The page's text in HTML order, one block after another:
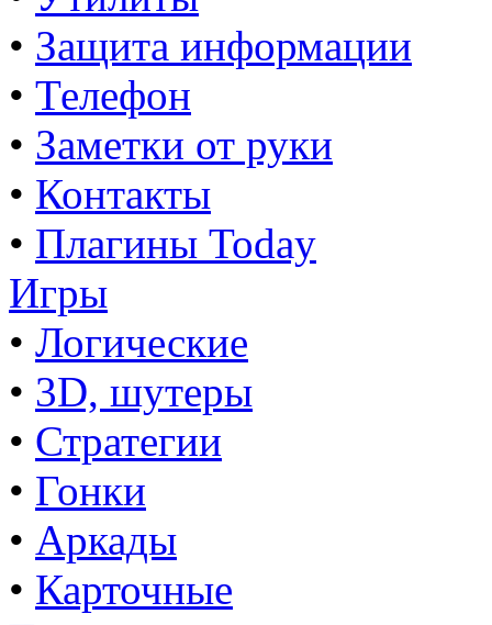
• Защита информации
• Телефон
• Заметки от руки
• Контакты
• Плагины Today
Игры
• Логические
• 3D, шутеры
• Стратегии
• Гонки
• Аркады
• Карточные